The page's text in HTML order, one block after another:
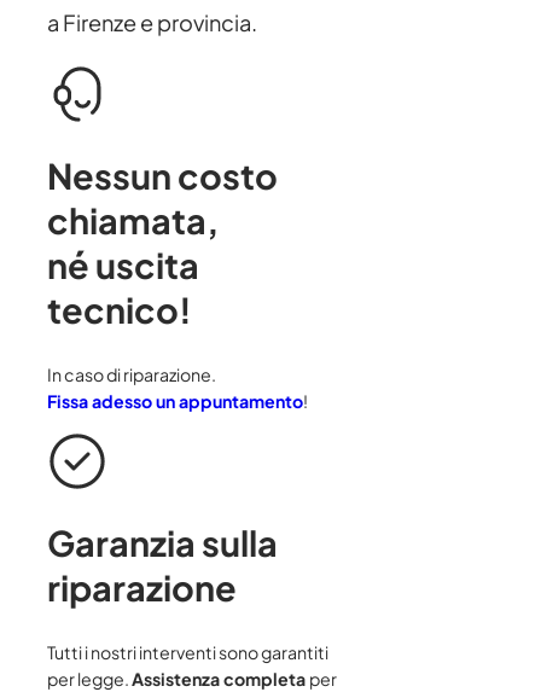
a Firenze e provincia.
Nessun costo
chiamata,
né uscita
tecnico!
In caso di riparazione.
Fissa adesso un appuntamento!
Garanzia sulla
riparazione
Tutti i nostri interventi sono garantiti
per legge.Assistenza completa per